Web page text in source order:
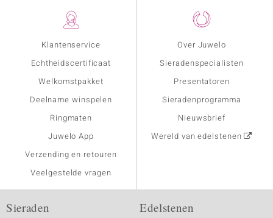
Klantenservice
Echtheidscertificaat
Welkomstpakket
Deelname winspelen
Ringmaten
Juwelo App
Verzending en retouren
Veelgestelde vragen
Over Juwelo
Sieradenspecialisten
Presentatoren
Sieradenprogramma
Nieuwsbrief
Wereld van edelstenen
Sieraden Edelstenen